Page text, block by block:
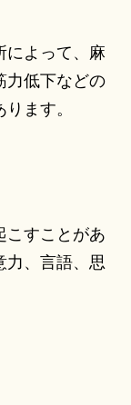
によって、麻
力低下などの
ます。
こすことがあ
力、言語、思